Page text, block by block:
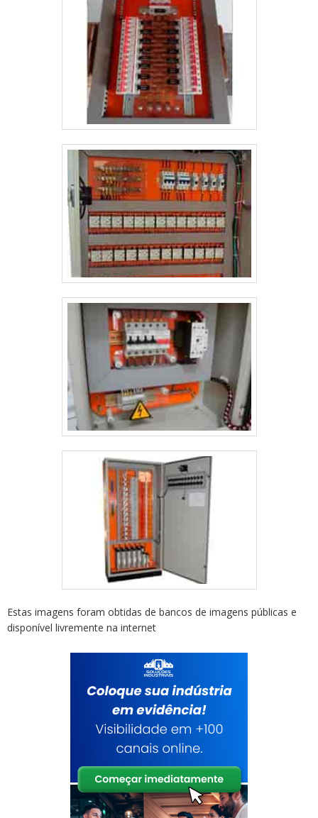
Estas imagens foram obtidas de bancos de imagens públicas e
disponível livremente na internet